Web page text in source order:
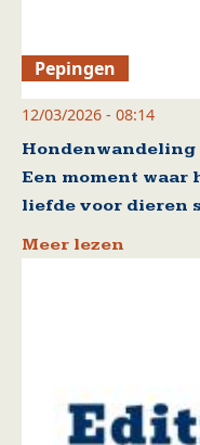
Pepingen
12/03/2026 - 08:14
Hondenwandeling
Een moment
liefde voor dieren
Meer lezen